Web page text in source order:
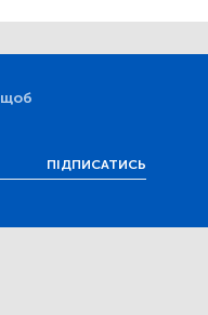
щоб
ПІДПИСАТИСЬ